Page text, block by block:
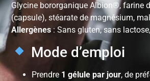
Glycine bororganique Albion®, farine
(capsule), stéarate de magnésium,
Allergènes: Sans gluten, sans
Mode d’emploi
Prendre 1 gélule par jour, de